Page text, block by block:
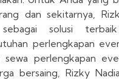
dan sekitarnya,
solusi
perlengkapan
sewa perlengkapan
bersaing, Rizky